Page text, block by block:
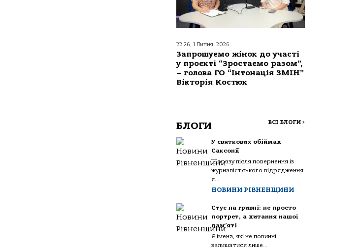
22:26, 1 Липня, 2026
Запрошуємо жінок до участі
у проєкті “Зростаємо разом”,
– голова ГО “Інтонація ЗМІН”
Вікторія Костюк
БЛОГИ ВСІ БЛОГИ >
У святкових обіймах
Саксонії
Щоразу після повернення із
журналістського відрядження
я...
НОВИНИ РІВНЕНЩИНИ
Стус на гривні: не просто
портрет, а питання нашої
пам’яті
Є імена, які не повинні
залишатися лише...